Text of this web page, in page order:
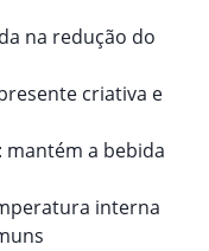
na redução do
criativa e
: mantém a bebida
interna